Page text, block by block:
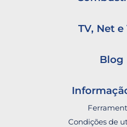
TV, Net e
Blog
Condições de